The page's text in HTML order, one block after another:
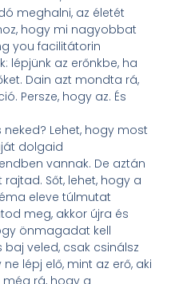
meghalni, az életét
hogy mi nagyobbat
you facilitátorin
lépjünk az erőnkbe, ha
Dain azt mondta rá,
Persze, hogy az. És
Lehet, hogy most
dolgaid
vannak. De aztán
Sőt, lehet, hogy a
eleve túlmutat
meg, akkor újra és
önmagadat kell
veled, csak csinálsz
lépj elő, mint az erő, aki
még rá, hogy a